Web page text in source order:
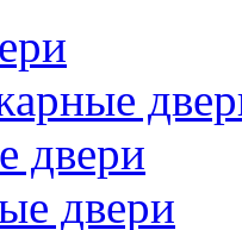
двери
двери